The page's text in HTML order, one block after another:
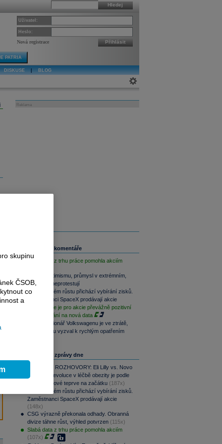
Hledej
Uživatel:
Heslo:
Nová registrace Přihlásit
PATRIA
DISKUSE BLOG
Reklama
Související komentáře
Slabá data z trhu práce pomohla akciím
Akcie v optimismu, průmysl v extrémním,
dluhopisy neprotestují
Po raketovém růstu přichází vybírání zisků.
Zaměstnanci SpaceX prodávají akcie
Závěr týdne je pro akcie převážně pozitivní
při vyčkávání na nová data
Hlavní akcionář Volkswagenu je ve ztrátě,
automobilku vyzval k rychlým opatřením
Nejčtenější zprávy dne
PODCAST ROZHOVORY: Eli Lilly vs. Novo
Nordisk. Revoluce v léčbě obezity je podle
MUDr. Kunové teprve na začátku (187x)
Po raketovém růstu přichází vybírání zisků.
Zaměstnanci SpaceX prodávají akcie
(148x)
CSG výrazně překonala odhady. Obranná
divize táhne růst, výhled potvrzen (115x)
Slabá data z trhu práce pomohla akciím
(107x)
skupinu
ČSOB,
co
a